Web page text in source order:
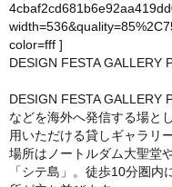
color=fff ]
DESIGN FESTA GALLERY
DESIGN FESTA GALLERY
などを海外へ発信する場と
用いただける貸しギャラリ
場所はノートルダム大聖堂
「シテ島」。徒歩10分圏